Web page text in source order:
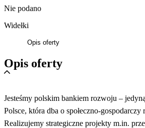
Nie podano
Widełki
Opis oferty
Opis oferty
Jesteśmy polskim bankiem rozwoju –
Polsce, która dba o społeczno-
Realizujemy strategiczne projekty m.in.